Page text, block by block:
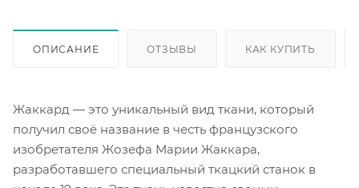
ОПИСАНИЕ ОТЗЫВЫ КАК КУПИТЬ
Жаккард — это уникальный вид ткани, который
получил своё название в честь французского
изобретателя Жозефа Марии Жаккара,
разработавшего специальный ткацкий станок в